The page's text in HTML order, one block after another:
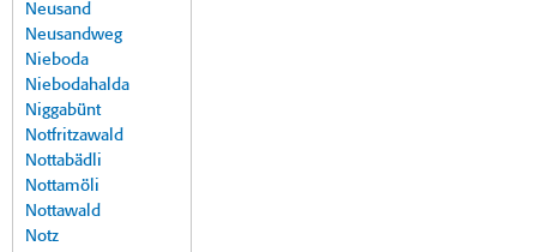
Neusand
Neusandweg
Nieboda
Niebodahalda
Niggabünt
Notfritzawald
Nottabädli
Nottamöli
Nottawald
Notz